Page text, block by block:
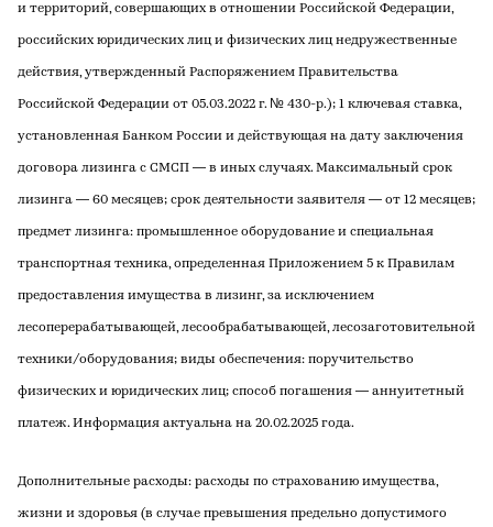
и территорий, совершающих в отношении Российской Федерации,
российских юридических лиц и физических лиц недружественные
действия, утвержденный Распоряжением Правительства
Российской Федерации от 05.03.2022 г. № 430-р.); 1 ключевая ставка,
установленная Банком России и действующая на дату заключения
договора лизинга с СМСП — в иных случаях. Максимальный срок
лизинга — 60 месяцев; срок деятельности заявителя — от 12 месяцев;
предмет лизинга: промышленное оборудование и специальная
транспортная техника, определенная Приложением 5 к Правилам
предоставления имущества в лизинг, за исключением
лесоперерабатывающей, лесообрабатывающей, лесозаготовительной
техники/оборудования; виды обеспечения: поручительство
физических и юридических лиц; способ погашения — аннуитетный
платеж. Информация актуальна на 20.02.2025 года.
Дополнительные расходы: расходы по страхованию имущества,
жизни и здоровья (в случае превышения предельно допустимого